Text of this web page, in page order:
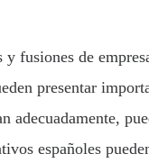
y fusiones de
presentar
adecuadamente,
españoles